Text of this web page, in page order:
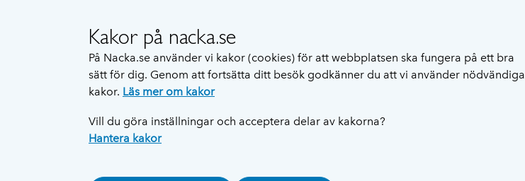
Kakor på nacka.se
På Nacka.se använder vi kakor (cookies) för att webbplatsen ska fungera på ett bra
sätt för dig. Genom att fortsätta ditt besök godkänner du att vi använder nödvändiga
kakor. Läs mer om kakor
Vill du göra inställningar och acceptera delar av kakorna?
Hantera kakor